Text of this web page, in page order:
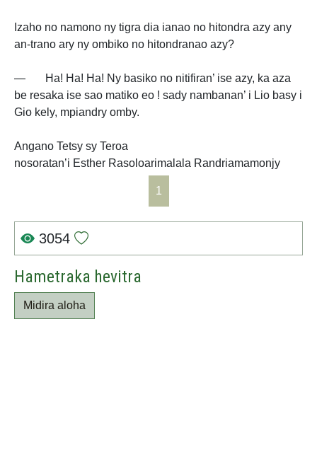
Izaho no namono ny tigra dia ianao no hitondra azy any
an-trano ary ny ombiko no hitondranao azy?
— Ha! Ha! Ha! Ny basiko no nitifiran’ ise azy, ka aza
be resaka ise sao matiko eo ! sady nambanan’ i Lio basy i
Gio kely, mpiandry omby.
Angano Tetsy sy Teroa
nosoratan’i Esther Rasoloarimalala Randriamamonjy
1
3054
Hametraka hevitra
Midira aloha